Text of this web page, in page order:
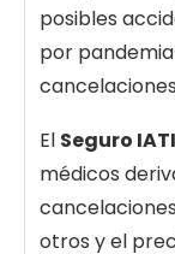
posibles
por
El Seguro
médicos
otros y el